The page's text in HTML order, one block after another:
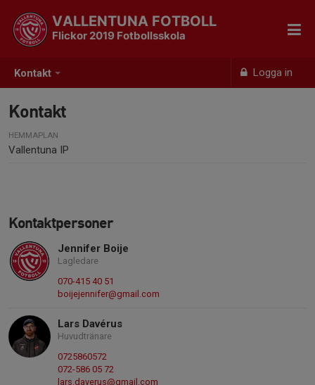
Kontakt Logga in
VALLENTUNA FOTBOLL
Flickor 2019 Fotbollsskola
Kontakt
HEMMAPLAN
Vallentuna IP
Kontaktpersoner
Jennifer Boije
Lagledare
070-415 40 51
boijejennifer@gmail.com
Lars Davérus
Huvudtränare
0725860572
072-586 05 72
lars.daverus@gmail.com